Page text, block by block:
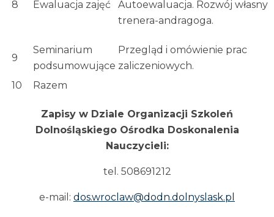
8 Ewaluacja zajęć
Autoewaluacja. Rozwój własny
trenera-andragoga.
9
Seminarium
podsumowujące
Przegląd i omówienie prac
zaliczeniowych.
10
Razem
Zapisy w Dziale Organizacji Szkoleń
Dolnośląskiego Ośrodka Doskonalenia
Nauczycieli:
tel. 508691212
e-mail: dos.wroclaw@dodn.dolnyslask.pl